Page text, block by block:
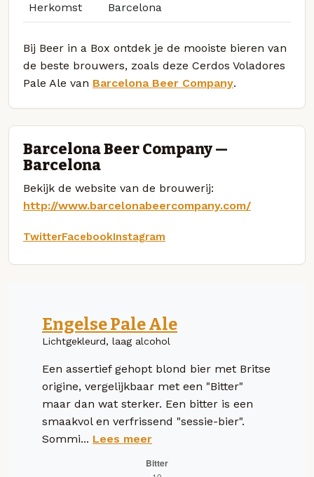
Herkomst Barcelona
Bij Beer in a Box ontdek je de mooiste bieren van
de beste brouwers, zoals deze Cerdos Voladores
Pale Ale van Barcelona Beer Company.
Barcelona Beer Company —
Barcelona
Bekijk de website van de brouwerij:
http://www.barcelonabeercompany.com/
TwitterFacebookInstagram
Engelse Pale Ale
Lichtgekleurd, laag alcohol
Een assertief gehopt blond bier met Britse
origine, vergelijkbaar met een "Bitter"
maar dan wat sterker. Een bitter is een
smaakvol en verfrissend "sessie-bier".
Sommi... Lees meer